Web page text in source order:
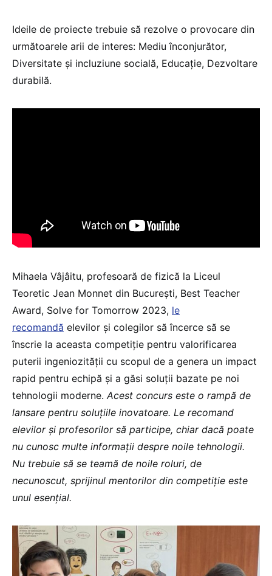
Ideile de proiecte trebuie să rezolve o provocare din
următoarele arii de interes: Mediu înconjurător,
Diversitate și incluziune socială, Educație, Dezvoltare
durabilă.
Mihaela Vâjâitu, profesoară de fizică la Liceul
Teoretic Jean Monnet din București, Best Teacher
Award, Solve for Tomorrow 2023, le
recomandă elevilor și colegilor să încerce să se
înscrie la aceasta competiție pentru valorificarea
puterii ingeniozității cu scopul de a genera un impact
rapid pentru echipă și a găsi soluții bazate pe noi
tehnologii moderne. Acest concurs este o rampă de
lansare pentru soluțiile inovatoare. Le recomand
elevilor și profesorilor să participe, chiar dacă poate
nu cunosc multe informații despre noile tehnologii.
Nu trebuie să se teamă de noile roluri, de
necunoscut, sprijinul mentorilor din competiție este
unul esențial.